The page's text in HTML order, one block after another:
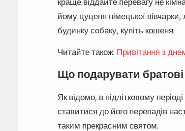
йому цуценя німецької
будинку собаку, купіть кошеня.
Читайте також: Привітання з
Що подарувати братові
Як відомо, в підлітковому
ставитися до його перепадів
таким прекрасним святом.